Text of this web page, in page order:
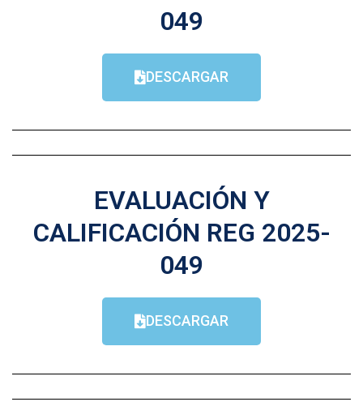
049
DESCARGAR
EVALUACIÓN Y
CALIFICACIÓN REG 2025-
049
DESCARGAR